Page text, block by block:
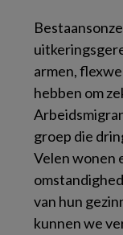
armen,
hebben om
groep die
Velen wonen
van hun
kunnen we